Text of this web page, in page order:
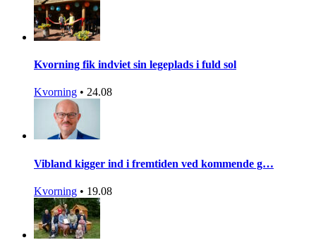
Kvorning fik indviet sin legeplads i fuld sol
Kvorning • 24.08
Vibland kigger ind i fremtiden ved kommende g…
Kvorning • 19.08